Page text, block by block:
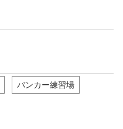
バンカー練習場